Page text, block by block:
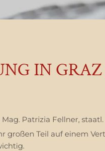
IN GRAZ
Patrizia Fellner,
Teil auf einem